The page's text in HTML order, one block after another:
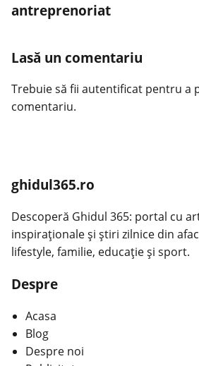
antreprenoriat
Lasă un comentariu
Trebuie să fii autentificat pentru a
comentariu.
ghidul365.ro
Descoperă Ghidul 365: portal cu
inspiraționale și știri zilnice din
lifestyle, familie, educație și sport.
Despre
Acasa
Blog
Despre noi